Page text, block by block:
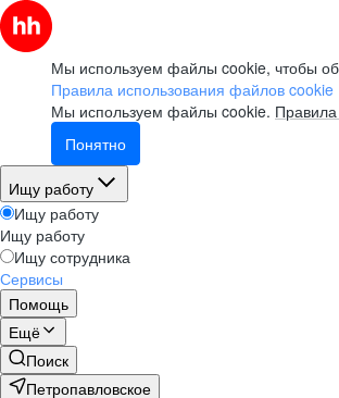
Мы используем файлы cookie, чтобы
Правила использования файлов cookie
Мы используем файлы cookie.
Понятно
Ищу работу
Ищу работу
Ищу работу
Ищу сотрудника
Сервисы
Помощь
Ещё
Поиск
Петропавловское